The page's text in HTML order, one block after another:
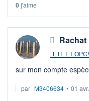
0j'aime
ETF ET
sur mon compte
par M3406634 • 01 avr.